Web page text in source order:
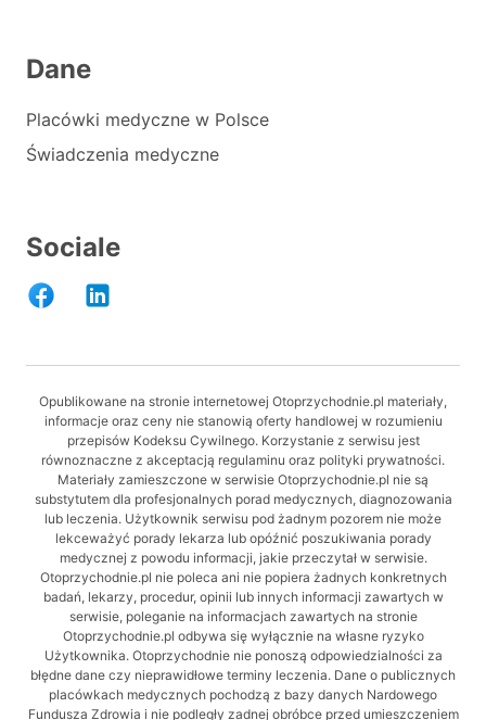
Dane
Placówki medyczne w Polsce
Świadczenia medyczne
Sociale
Opublikowane na stronie internetowej Otoprzychodnie.pl materiały,
informacje oraz ceny nie stanowią oferty handlowej w rozumieniu
przepisów Kodeksu Cywilnego. Korzystanie z serwisu jest
równoznaczne z akceptacją regulaminu oraz polityki prywatności.
Materiały zamieszczone w serwisie Otoprzychodnie.pl nie są
substytutem dla profesjonalnych porad medycznych, diagnozowania
lub leczenia. Użytkownik serwisu pod żadnym pozorem nie może
lekceważyć porady lekarza lub opóźnić poszukiwania porady
medycznej z powodu informacji, jakie przeczytał w serwisie.
Otoprzychodnie.pl nie poleca ani nie popiera żadnych konkretnych
badań, lekarzy, procedur, opinii lub innych informacji zawartych w
serwisie, poleganie na informacjach zawartych na stronie
Otoprzychodnie.pl odbywa się wyłącznie na własne ryzyko
Użytkownika. Otoprzychodnie nie ponoszą odpowiedzialności za
błędne dane czy nieprawidłowe terminy leczenia. Dane o publicznych
placówkach medycznych pochodzą z bazy danych Nardowego
Fundusza Zdrowia i nie podległy zadnej obróbce przed umieszczeniem